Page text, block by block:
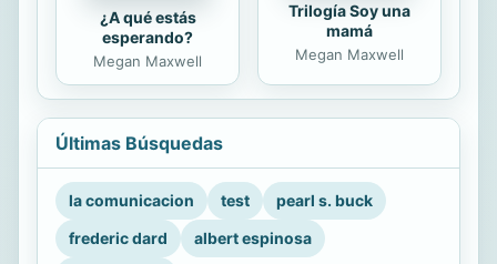
¿A qué estás
esperando?
Megan Maxwell
Trilogía Soy una
mamá
Megan Maxwell
Últimas Búsquedas
la comunicacion test
pearl s. buck
frederic dard
albert espinosa